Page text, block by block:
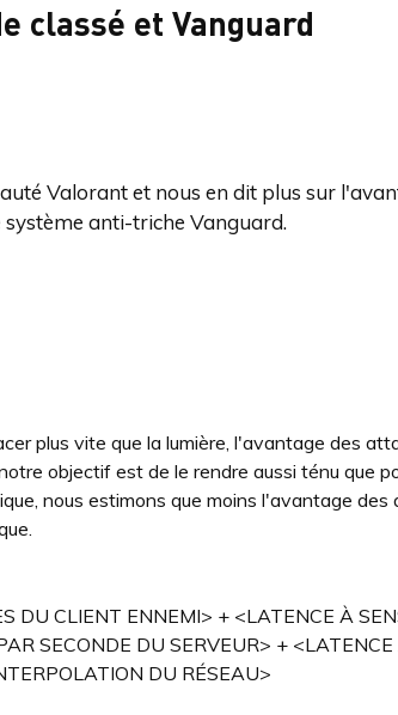
classé et Vanguard
Valorant et nous en dit plus sur
système anti-triche Vanguard.
plus vite que la lumière, l'avantage des
objectif est de le rendre aussi ténu que
nous estimons que moins l'avantage des
DU CLIENT ENNEMI> + <LATENCE À
SECONDE DU SERVEUR> + <LATENCE
DU RÉSEAU>